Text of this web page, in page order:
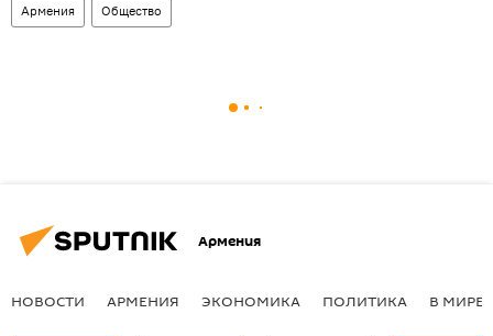
Армения Общество
Армения
НОВОСТИ АРМЕНИЯ ЭКОНОМИКА ПОЛИТИКА В МИРЕ